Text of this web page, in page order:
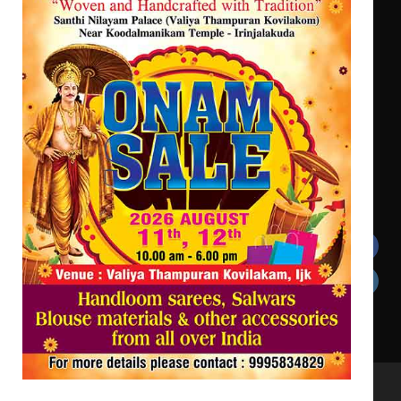
ട്യുണീഷ്യൻ ചിത്രം ” ദി വോയിസ്
ഓഫ് ഹിന്ദ് റജബ് ” ഇരിങ്ങാലക്കുട
ഫിലിം സൊസൈറ്റി ആഗസ്റ്റ് 7
വെള്ളിയാഴ്ച സ്‌ക്രീൻ ചെയ്യുന്നു
Get In Touch
Twitter Facebook
LinkedIn Instagram
YouTube
All Rights Reserved to irinjalakudalive.com Powered